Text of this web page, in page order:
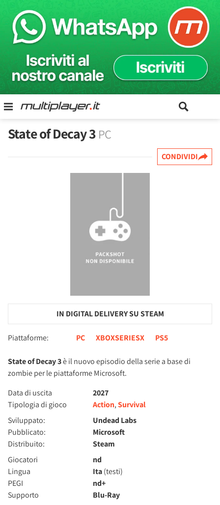
State of Decay 3 PC
CONDIVIDI
IN DIGITAL DELIVERY SU STEAM
Piattaforme: PC XBOXSERIESX PS5
State of Decay 3è il nuovo episodio della serie a base di
zombie per le piattaforme Microsoft.
Data di uscita
2027
Tipologia di gioco
Action,Survival
Sviluppato:
Undead Labs
Pubblicato:
Microsoft
Distribuito:
Steam
Giocatori
nd
Lingua
Ita(testi)
PEGI
nd+
Supporto
Blu-Ray